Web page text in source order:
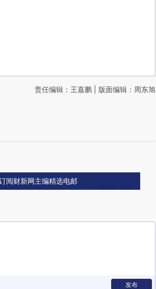
责任编辑：王嘉鹏 | 版面编辑：周东旭
阅财新网主编精选电邮
发布